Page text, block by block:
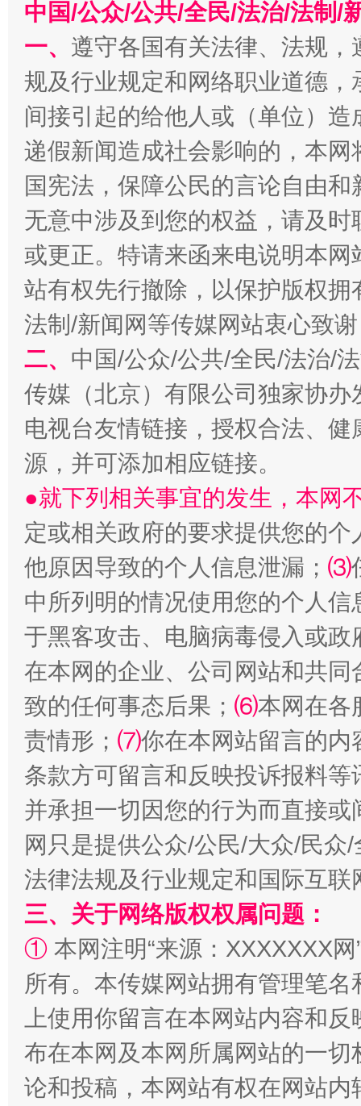
解纷+调解+退费，一次搞定
站台名比不上好声名
漫山遍野的桃花与雪山、麦地、白藏房
除
招工难、用工荒背后
中国/公众/公共/全民/法治/法制/
一、 遵守各国有关法律、法规
规及行业规定和网络职业道德
间接引起的给他人或（单位）
递假新闻造成社会影响的，本
国宪法，保障公民的言论自由
无意中涉及到您的权益，请及
或更正。特请来函来电说明本
站有权先行撤除，以保护版权
法制/新闻网等传媒网站衷心致
二、 中国/公众/公共/全民/法治/
传媒（北京）有限公司独家协
电视台友情链接，授权合法、
源，并可添加相应链接。
●就下列相关事宜的发生，本网
定或相关政府的要求提供您的个
他原因导致的个人信息泄漏； ⑶
中所列明的情况使用您的个人
于黑客攻击、电脑病毒侵入或
在本网的企业、公司网站和共
致的任何事态后果； ⑹本网在各
责情形； ⑺你在本网站留言的内
条款方可留言和反映投诉报料
并承担一切因您的行为而直接
网只是提供公众/公民/大众/民
法律法规及行业规定和国际互
三、关于网络版权权属问题：
① 本网注明“来源：XXXXXXX
所有。本传媒网站拥有管理笔
上使用你留言在本网站内容和
布在本网及本网所属网站的一
论和投稿，本网站有权在网站